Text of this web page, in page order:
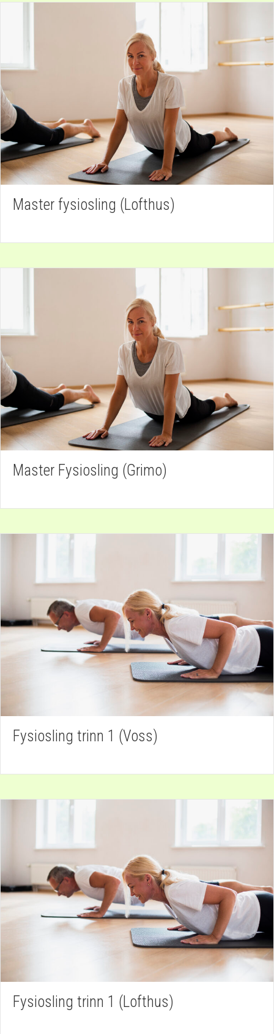
Master fysiosling (Lofthus)
Master Fysiosling (Grimo)
Fysiosling trinn 1 (Voss)
Fysiosling trinn 1 (Lofthus)